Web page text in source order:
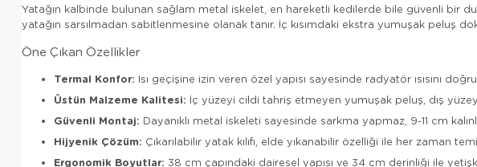
Yatağın kalbinde bulunan sağlam metal iskelet, en hareketli kedilerde bile güvenli bir
yatağın sarsılmadan sabitlenmesine olanak tanır. İç kısımdaki ekstra yumuşak peluş
Öne Çıkan Özellikler
Termal Konfor: Isı geçişine izin veren özel yapısı sayesinde radyatör ısısını
Üstün Malzeme Kalitesi: İç yüzeyi cildi tahriş etmeyen yumuşak peluş, dış
Güvenli Montaj: Dayanıklı metal iskeleti sayesinde sarkma yapmaz, 9-11 cm
Hijyenik Çözüm: Çıkarılabilir yatak kılıfı, elde yıkanabilir özelliği ile her zaman
Ergonomik Boyutlar: 38 cm çapındaki dairesel yapısı ve 34 cm derinliği ile